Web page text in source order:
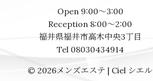
Open 9:00～3:00
Reception 8:00～2:00
福井県福井市高木中央3丁目
Tel 08030434914
© 2026メンズエステ | Ciel シエル